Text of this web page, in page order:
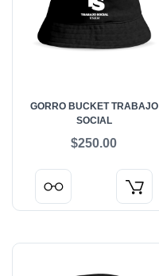
GORRO BUCKET TRABAJO
SOCIAL
$250.00